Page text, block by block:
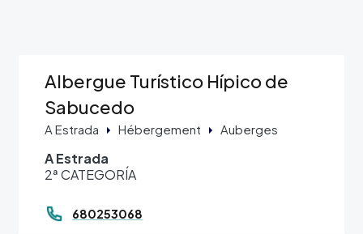
Albergue Turístico Hípico de
Sabucedo
A Estrada Hébergement Auberges
A Estrada
2ª CATEGORÍA
680253068